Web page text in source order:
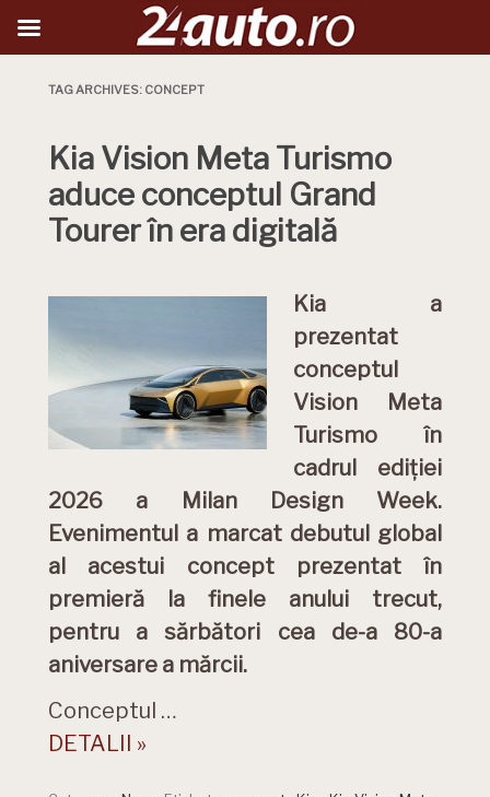
TAG ARCHIVES: CONCEPT
Kia Vision Meta Turismo
aduce conceptul Grand
Tourer în era digitală
Kia a
prezentat
conceptul
Vision Meta
Turismo în
cadrul ediției
2026 a Milan Design Week.
Evenimentul a marcat debutul global
al acestui concept prezentat în
premieră la finele anului trecut,
pentru a sărbători cea de-a 80-a
aniversare a mărcii.
Conceptul …
DETALII »